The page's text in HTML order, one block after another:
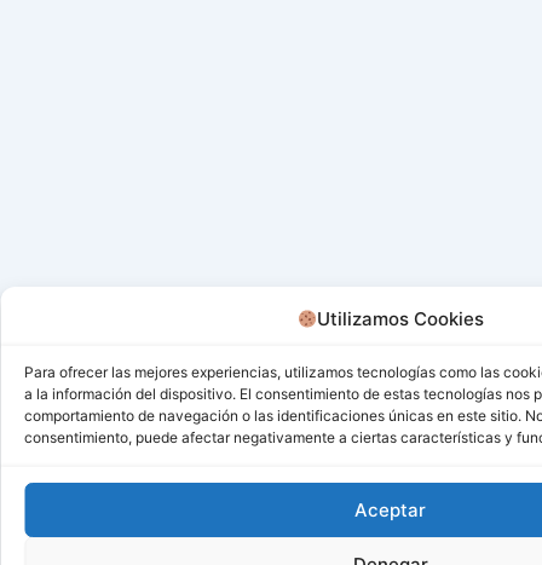
Utilizamos Cookies
Para ofrecer las mejores experiencias, utilizamos tecnologías como las
a la información del dispositivo. El consentimiento de estas tecnologías nos
comportamiento de navegación o las identificaciones únicas en este sitio.
consentimiento, puede afectar negativamente a ciertas características y
Aceptar